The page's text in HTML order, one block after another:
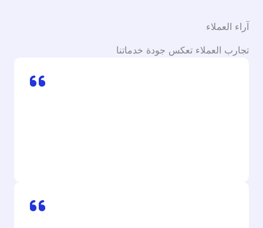
آراء العملاء
تجارب العملاء تعكس جودة خدماتنا